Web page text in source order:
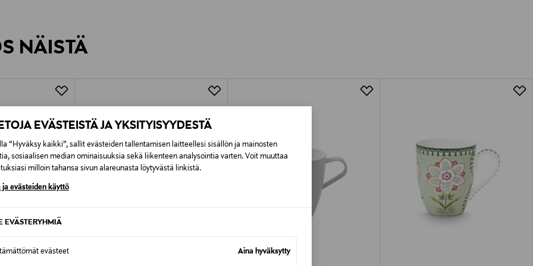
EVÄSTEISTÄ JA YKSITYISYYDESTÄ
“Hyväksy kaikki”, sallit evästeiden tallentamisen laitteellesi sisällön ja mainosten
sosiaalisen median ominaisuuksia sekä liikenteen analysointia varten. Voit muuttaa
milloin tahansa sivun alareunasta löytyvästä linkistä.
ja evästeiden käyttö
EVÄSTERYHMIÄ
evästeet Aina hyväksytty
Alk. 6,90 €, kun toimitus on saatavilla valittuun osoitteeseen.
NÄISTÄ